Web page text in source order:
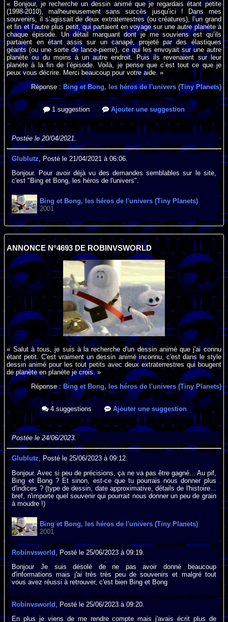
« Bonjour, je recherche un dessin animé que je regardais étant petite
(1998-2010), malheureusement sans succès jusqu’ici ! Dans mes
souvenirs, il s’agissait de deux extraterrestres (ou créatures), l’un grand
et fin et l’autre plus petit, qui partaient en voyage sur une autre planète à
chaque épisode. Un détail marquant dont je me souviens est qu’ils
partaient en étant assis sur un canapé, projeté par des élastiques
géants (ou une sorte de lance-pierre), ce qui les envoyait sur une autre
planète ou du moins à un autre endroit. Puis ils revenaient sur leur
planète à la fin de l’épisode. Voilà, je pense que c’est tout ce que je
peux vous décrire. Merci beaucoup pour votre aide. »
Réponse : Bing et Bong, les héros de l'univers (Tiny Planets)
1 suggestion Ajouter une suggestion
Postée le 20/04/2021.
Glublutz, Posté le 21/04/2021 à 06:06.
Bonjour. Pour avoir déjà vu des demandes semblables sur le site,
c'est "Bing et Bong, les héros de l'univers".
Bing et Bong, les héros de l'univers (Tiny Planets)
2001
ANNONCE N°4693 DE ROBINVSWORLD
« Salut à tous, je suis à la recherche d'un dessin animé que j'ai connu
étant petit. C'est vraiment un dessin animé inconnu, c'est dans le style
dessin animé pour les tout petits avec deux extraterrestres qui bougent
de planète en planète je crois. »
Réponse :Bing et Bong, les héros de l'univers (Tiny Planets)
4 suggestions Ajouter une suggestion
Postée le 24/06/2023.
Glublutz, Posté le 25/06/2023 à 09:12.
Bonjour. Avec si peu de précisions, ça ne va pas être gagné... Au pif,
Bing et Bong ? Et sinon, est-ce que tu pourrais nous donner plus
d'indices ? (type de dessin, date approximative, détails de l'histoire...
bref, n'importe quel souvenir qui pourrait nous donner un peu de grain
à moudre !)
Bing et Bong, les héros de l'univers (Tiny Planets)
2001
Robinvsworld , Posté le 25/06/2023 à 09:19.
Bonjour Je suis désolé de ne pas avoir donné beaucoup
d'informations mais j'ai très très peu de souvenirs et malgré tout
vous avez réussi à retrouver, c'est bien Bing et Bong
Robinvsworld , Posté le 25/06/2023 à 09:20.
En plus je viens de me rendre compte mais j'avais écrit plus de